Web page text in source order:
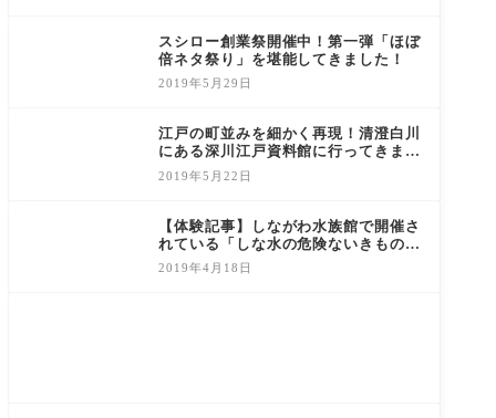
スシロー創業祭開催中！第一弾「ほぼ
倍ネタ祭り」を堪能してきました！
2019年5月29日
江戸の町並みを細かく再現！清澄白川
にある深川江戸資料館に行ってきまし
た！
2019年5月22日
【体験記事】しながわ水族館で開催さ
れている「しな水の危険ないきもの大
集合通2（ツー）」に行ってきまし
2019年4月18日